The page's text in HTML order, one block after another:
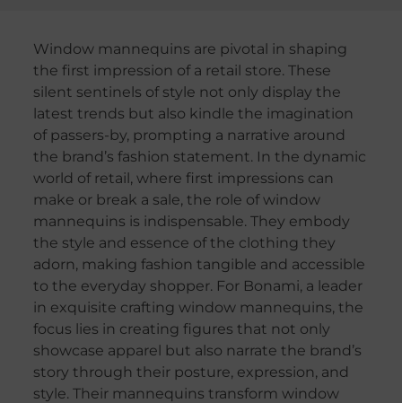
Window mannequins are pivotal in shaping
the first impression of a retail store. These
silent sentinels of style not only display the
latest trends but also kindle the imagination
of passers-by, prompting a narrative around
the brand’s fashion statement. In the dynamic
world of retail, where first impressions can
make or break a sale, the role of window
mannequins is indispensable. They embody
the style and essence of the clothing they
adorn, making fashion tangible and accessible
to the everyday shopper. For Bonami, a leader
in exquisite crafting window mannequins, the
focus lies in creating figures that not only
showcase apparel but also narrate the brand’s
story through their posture, expression, and
style. Their mannequins transform window